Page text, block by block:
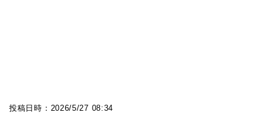
投稿日時： 2026/5/27 08:34